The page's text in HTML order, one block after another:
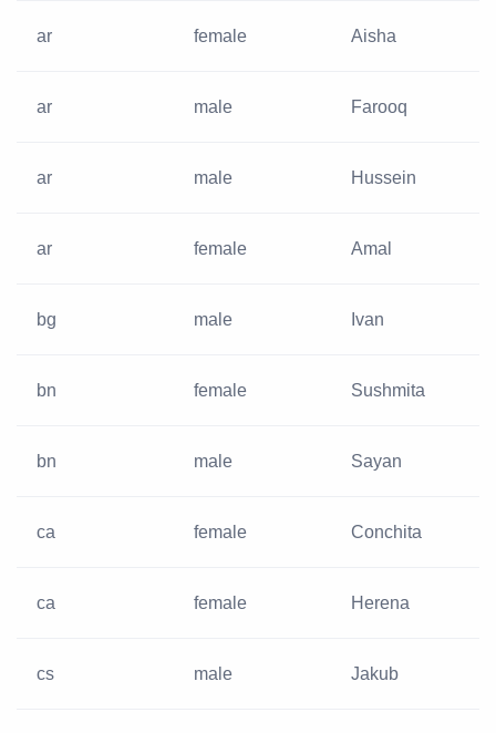
ar female Aisha
ar male Farooq
ar male Hussein
ar female Amal
bg male Ivan
bn female Sushmita
bn male Sayan
ca female Conchita
ca female Herena
cs male Jakub